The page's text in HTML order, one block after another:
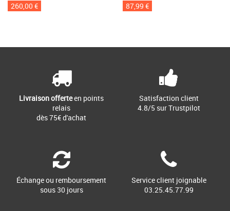
260,00 € 87,99 €
Livraison offerteen points
relais
dès 75€ d'achat
Satisfaction client
4.8/5 sur Trustpilot
Échange ou remboursement
sous 30 jours
Service client joignable
03.25.45.77.99